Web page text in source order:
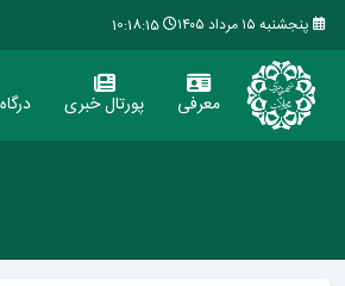
پنجشنبه ۱۵ مرداد ۱۴۰۵ 10:18:15
معرفی پورتال خبری